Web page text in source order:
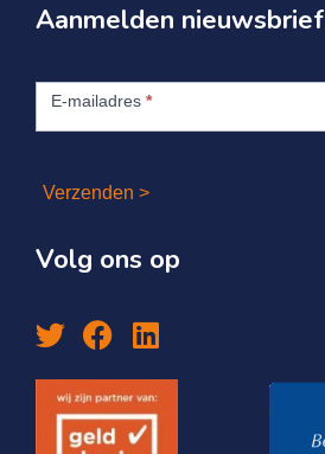
Aanmelden nieuwsbrief
nieuwsbrief
E-mailadres *
Verzenden >
Volg ons op